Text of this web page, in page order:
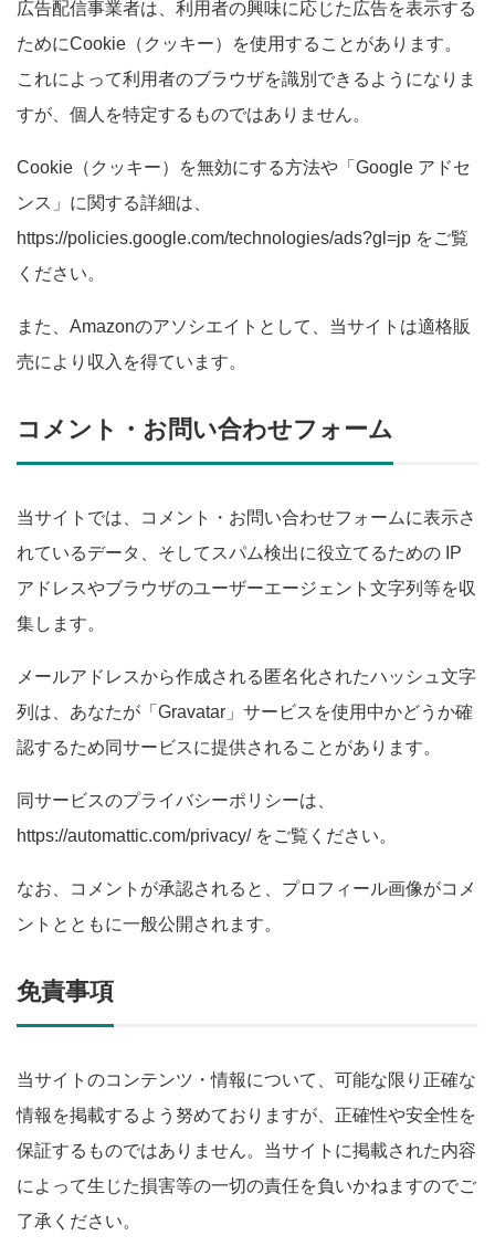
広告配信事業者は、利用者の興味に応じた広告を表示する
ためにCookie（クッキー）を使用することがあります。
これによって利用者のブラウザを識別できるようになりま
すが、個人を特定するものではありません。
Cookie（クッキー）を無効にする方法や「Google アドセ
ンス」に関する詳細は、
https://policies.google.com/technologies/ads?gl=jp をご覧
ください。
また、Amazonのアソシエイトとして、当サイトは適格販
売により収入を得ています。
コメント・お問い合わせフォーム
当サイトでは、コメント・お問い合わせフォームに表示さ
れているデータ、そしてスパム検出に役立てるための IP
アドレスやブラウザのユーザーエージェント文字列等を収
集します。
メールアドレスから作成される匿名化されたハッシュ文字
列は、あなたが「Gravatar」サービスを使用中かどうか確
認するため同サービスに提供されることがあります。
同サービスのプライバシーポリシーは、
https://automattic.com/privacy/ をご覧ください。
なお、コメントが承認されると、プロフィール画像がコメ
ントとともに一般公開されます。
免責事項
当サイトのコンテンツ・情報について、可能な限り正確な
情報を掲載するよう努めておりますが、正確性や安全性を
保証するものではありません。当サイトに掲載された内容
によって生じた損害等の一切の責任を負いかねますのでご
了承ください。